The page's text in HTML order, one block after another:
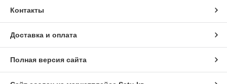
Контакты
Доставка и оплата
Полная версия сайта